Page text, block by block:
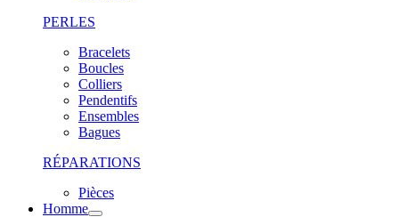
PERLES
Bracelets
Boucles
Colliers
Pendentifs
Ensembles
Bagues
RÉPARATIONS
Pièces
Homme